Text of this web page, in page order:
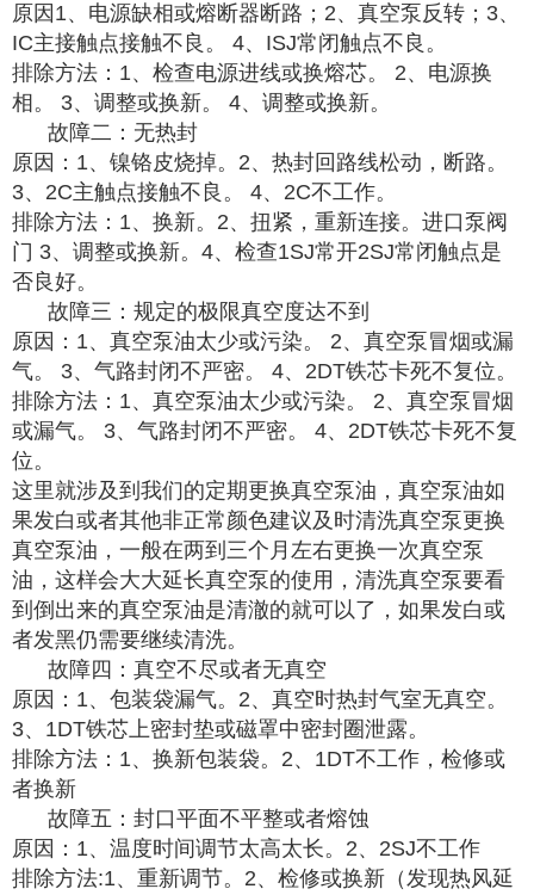
原因1、电源缺相或熔断器断路；2、真空泵反转；3、
IC主接触点接触不良。 4、ISJ常闭触点不良。
排除方法：1、检查电源进线或换熔芯。 2、电源换
相。 3、调整或换新。 4、调整或换新。
故障二：无热封
原因：1、镍铬皮烧掉。2、热封回路线松动，断路。
3、2C主触点接触不良。 4、2C不工作。
排除方法：1、换新。2、扭紧，重新连接。进口泵阀
门 3、调整或换新。4、检查1SJ常开2SJ常闭触点是
否良好。
故障三：规定的极限真空度达不到
原因：1、真空泵油太少或污染。 2、真空泵冒烟或漏
气。 3、气路封闭不严密。 4、2DT铁芯卡死不复位。
排除方法：1、真空泵油太少或污染。 2、真空泵冒烟
或漏气。 3、气路封闭不严密。 4、2DT铁芯卡死不复
位。
这里就涉及到我们的定期更换真空泵油，真空泵油如
果发白或者其他非正常颜色建议及时清洗真空泵更换
真空泵油，一般在两到三个月左右更换一次真空泵
油，这样会大大延长真空泵的使用，清洗真空泵要看
到倒出来的真空泵油是清澈的就可以了，如果发白或
者发黑仍需要继续清洗。
故障四：真空不尽或者无真空
原因：1、包装袋漏气。2、真空时热封气室无真空。
3、1DT铁芯上密封垫或磁罩中密封圈泄露。
排除方法：1、换新包装袋。2、1DT不工作，检修或
者换新
故障五：封口平面不平整或者熔蚀
原因：1、温度时间调节太高太长。2、2SJ不工作
排除方法:1、重新调节。2、检修或换新（发现热风延